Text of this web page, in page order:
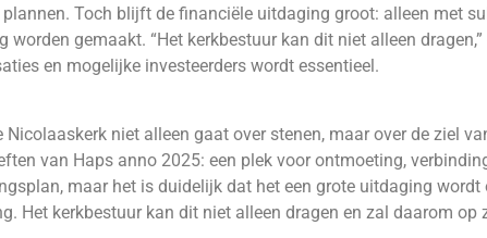
Toch blijft de financiële uitdaging groot: alleen met
gemaakt. “Het kerkbestuur kan dit niet alleen
en mogelijke investeerders wordt essentieel.
niet alleen gaat over stenen, maar over de ziel
van Haps anno 2025: een plek voor ontmoeting,
maar het is duidelijk dat het een grote uitdaging wordt
Het kerkbestuur kan dit niet alleen dragen en zal daarom op